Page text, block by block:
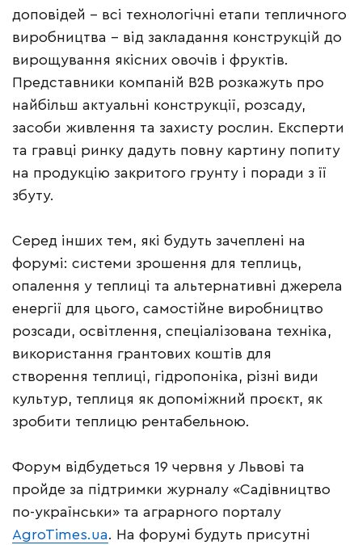
доповідей – всі технологічні етапи тепличного
виробництва – від закладання конструкцій до
вирощування якісних овочів і фруктів.
Представники компаній B2B розкажуть про
найбільш актуальні конструкції, розсаду,
засоби живлення та захисту рослин. Експерти
та гравці ринку дадуть повну картину попиту
на продукцію закритого грунту і поради з її
збуту.
Серед інших тем, які будуть зачеплені на
форумі: системи зрошення для теплиць,
опалення у теплиці та альтернативні джерела
енергії для цього, самостійне виробництво
розсади, освітлення, спеціалізована техніка,
використання грантових коштів для
створення теплиці, гідропоніка, різні види
культур, теплиця як допоміжний проєкт, як
зробити теплицю рентабельною.
Форум відбудеться 19 червня у Львові та
пройде за підтримки журналу «Садівництво
по-українськи» та аграрного порталу
AgroTimes.ua. На форумі будуть присутні